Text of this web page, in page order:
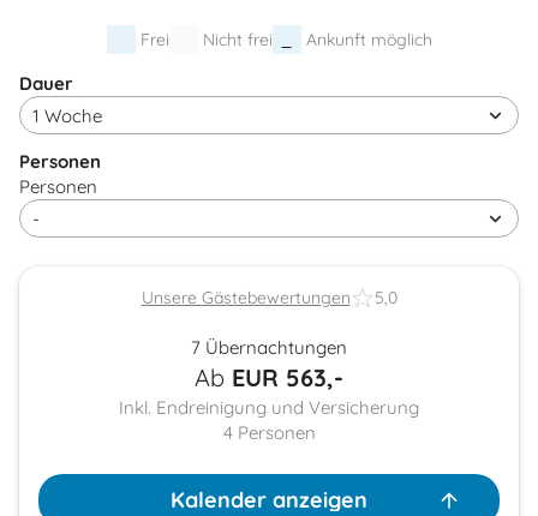
Frei Nicht frei Ankunft möglich
Dauer
Personen
Personen
Unsere Gästebewertungen 5,0
7 Übernachtungen
Ab EUR 563,-
Inkl. Endreinigung und Versicherung
4 Personen
Kalender anzeigen